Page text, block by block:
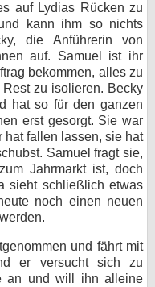
auf Lydias Rücken zu
kann ihm so nichts
die Anführerin von
auf. Samuel ist ihr
bekommen, alles zu
zu isolieren. Becky
hat so für den ganzen
erst gesorgt. Sie war
hat fallen lassen, sie hat
Samuel fragt sie,
Jahrmarkt ist, doch
sieht schließlich etwas
noch einen neuen
und fährt mit
er versucht sich zu
an und will ihn alleine